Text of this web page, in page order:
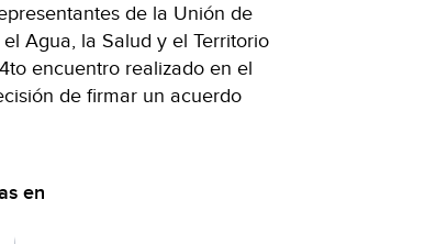
de la Unión de
Agua, la Salud y el Territorio
encuentro realizado en el
de firmar un acuerdo
en